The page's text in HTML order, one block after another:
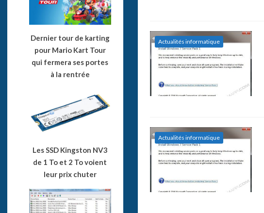
Actualités informatique
Actualités informatique
Dernier tour de karting
pour Mario Kart Tour
qui fermera ses portes
à la rentrée
Les SSD Kingston NV3
de 1 To et 2 To voient
leur prix chuter